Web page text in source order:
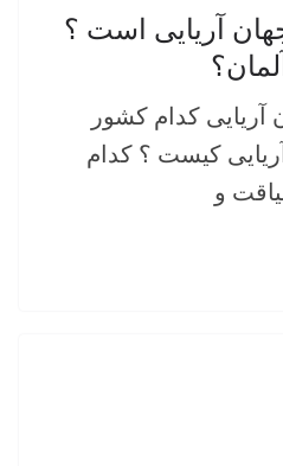
آریایی است ؟
جهان آریایی کدام کشور
کیست ؟ کدام
و